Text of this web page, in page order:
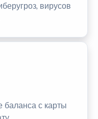
вирусов
баланса с карты